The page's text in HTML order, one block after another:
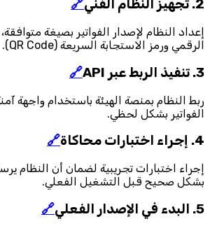
2. تجهيز النظام الفني 🔗
إعداد النظام لإصدار الفواتير بصيغة
الرقمي ورمز الاستجابة السريعة (QR Code).
3. تنفيذ الربط عبر API 🔗
ربط النظام بمنصة الهيئة باستخدام واجهة
الفواتير بشكل لحظي.
4. إجراء اختبارات محاكاة 🔗
إجراء اختبارات تجريبية لضمان أن النظام
بشكل صحيح قبل التشغيل الفعلي.
5. البدء في الإصدار الفعلي 🔗